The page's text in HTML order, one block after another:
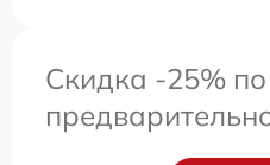
Скидка -25% по